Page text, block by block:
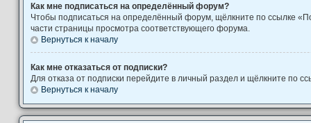
Как мне подписаться на определённый форум?
Чтобы подписаться на определённый форум, щёлкните по ссылке
части страницы просмотра соответствующего форума.
Вернуться к началу
Как мне отказаться от подписки?
Для отказа от подписки перейдите в личный раздел и щёлкните по
Вернуться к началу